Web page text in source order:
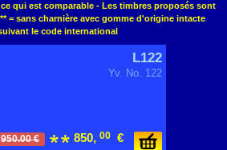
qui est comparable - Les timbres proposés sont
= sans charnière avec gomme d'origine intacte
le code international
L122
Yv. No. 122
950.00 € 850, 00 €